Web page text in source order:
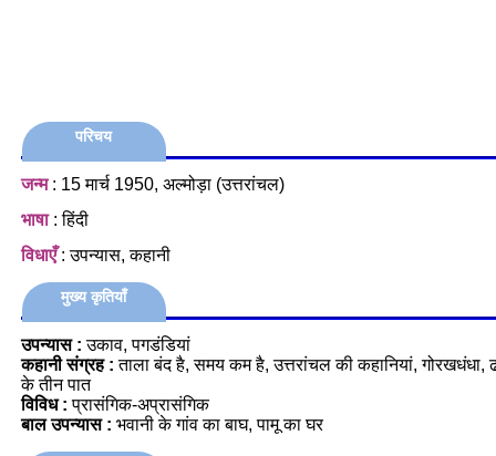
परिचय
जन्म: 15 मार्च 1950, अल्मोड़ा (उत्तरांचल)
भाषा: हिंदी
विधाएँ: उपन्यास, कहानी
मुख्य कृतियाँ
उपन्यास :उकाव, पगडंडियां
कहानी संग्रह : ताला बंद है, समय कम है, उत्तरांचल की कहानियां, गोरखधंधा,
के तीन पात
विविध : प्रासंगिक-अप्रासंगिक
बाल उपन्यास : भवानी के गांव का बाघ, पामू का घर